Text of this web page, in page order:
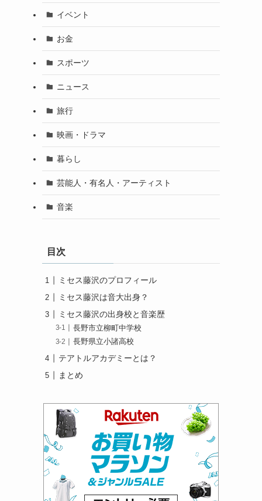
イベント
お金
スポーツ
ニュース
旅行
映画・ドラマ
暮らし
芸能人・有名人・アーティスト
音楽
目次
ミセス藤沢のプロフィール
ミセス藤沢は音大出身？
ミセス藤沢の出身校と音楽歴
長野市立柳町中学校
長野県立小諸高校
テアトルアカデミーとは？
まとめ